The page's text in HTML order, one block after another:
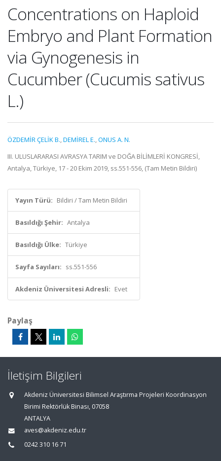
Concentrations on Haploid
Embryo and Plant Formation
via Gynogenesis in
Cucumber (Cucumis sativus
L.)
ÖZDEMİR ÇELİK B.,DEMİREL E.,ONUS A. N.
III. ULUSLARARASI AVRASYA TARIM ve DOĞA BİLİMLERİ KONGRESİ,
Antalya, Türkiye, 17 - 20 Ekim 2019, ss.551-556, (Tam Metin Bildiri)
Yayın Türü: Bildiri / Tam Metin Bildiri
Basıldığı Şehir: Antalya
Basıldığı Ülke: Türkiye
Sayfa Sayıları: ss.551-556
Akdeniz Üniversitesi Adresli: Evet
Paylaş
İletişim Bilgileri
Akdeniz Üniversitesi Bilimsel Araştırma Projeleri Koordinasyon
Birimi Rektörlük Binası, 07058
ANTALYA
aves@akdeniz.edu.tr
0242 310 16 71